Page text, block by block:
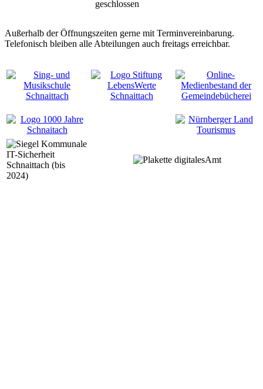
geschlossen
Außerhalb der Öffnungszeiten gerne mit Terminvereinbarung.
Telefonisch bleiben alle Abteilungen auch freitags erreichbar.